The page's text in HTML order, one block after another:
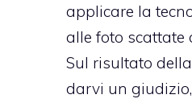
applicare la
alle foto scattate
Sul risultato
darvi un